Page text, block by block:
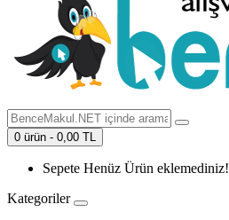
0 ürün - 0,00 TL
Sepete Henüz Ürün eklemediniz!
Kategoriler